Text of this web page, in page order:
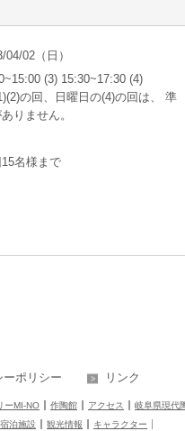
02（日）
(3) 15:30~17:30 (4)
の回、日曜日の(4)の回は、 準
開催がありません
名様まで
ーポリシー リンク
ーMI-NO 作陶館 アクセス
岐阜県現代
宿泊施設 観光情報 キャラクター